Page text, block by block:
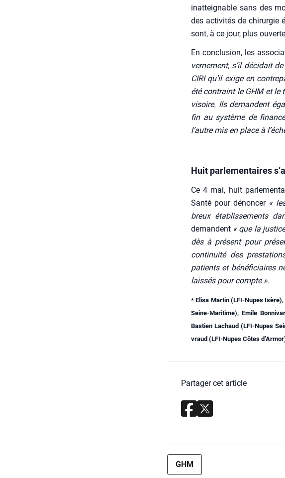
inat­tei­gnable sans des
des acti­vi­tés de chi­rur­gie
sont, à ce jour, plus
En conclu­sion, les
ver­ne­ment, s’il déci­dait
CIRI qu’il exige en
été contraint le GHM et
vi­soire. Ils demandent
fin au sys­tème de
l’autre mis en place à
Huit parlementaires
Ce 4 mai, huit
San­té pour dénon­cer «
breux éta­blis­se­ments
demandent « que la
dès à pré­sent pour
conti­nui­té des
patients et béné­fi­ciaires
lais­sés pour compte ».
* Eli­sa Mar­tin (LFI-Nupes
Seine-Mari­time), Emile
Bas­tien Lachaud (LFI-Nupes
vraud (LFI-Nupes Côtes
Partager cet article
GHM